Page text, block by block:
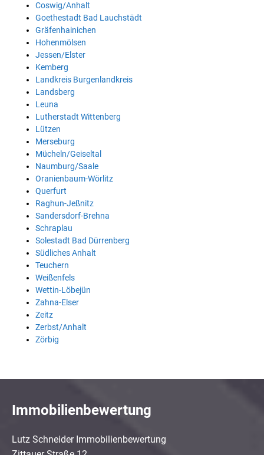
Coswig/Anhalt
Goethestadt Bad Lauchstädt
Gräfenhainichen
Hohenmölsen
Jessen/Elster
Kemberg
Landkreis Burgenlandkreis
Landsberg
Leuna
Lutherstadt Wittenberg
Lützen
Merseburg
Mücheln/Geiseltal
Naumburg/Saale
Oranienbaum-Wörlitz
Querfurt
Raghun-Jeßnitz
Sandersdorf-Brehna
Schraplau
Solestadt Bad Dürrenberg
Südliches Anhalt
Teuchern
Weißenfels
Wettin-Löbejün
Zahna-Elser
Zeitz
Zerbst/Anhalt
Zörbig
Immobilienbewertung
Lutz Schneider Immobilienbewertung